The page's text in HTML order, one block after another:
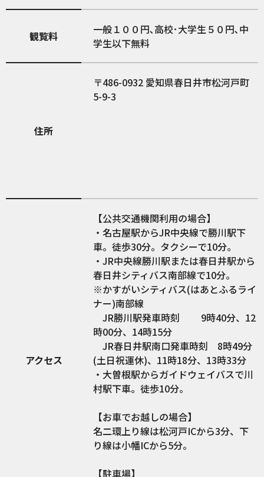
観覧料
一般１００円､高校･大学生５０円､中
学生以下無料
住所
486-0932 愛知県春日井市松河戸町
5-9-3
アクセス
【公共交通機関利用の場合】
・名古屋駅からJR中央線で勝川駅下
車。徒歩30分。タクシーで10分。
・JR中央線勝川駅または春日井駅から
春日井シティバス南部線で10分。
※かすがいシティバス(はあとふるライ
ナー)南部線
JR勝川駅発車時刻 9時40分、12
時00分、14時15分
JR春日井駅南口発車時刻 8時49分
(土日祝運休)、11時18分、13時33分
・大曽根駅からガイドウェイバスで川
村駅下車。徒歩10分。
【お車でお越しの場合】
名二環上り線は松河戸ICから3分、下
り線は小幡ICから5分。
【駐車場】